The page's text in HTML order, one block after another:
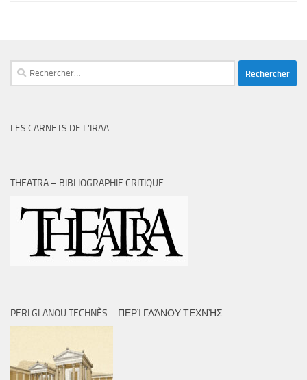
Rechercher :
LES CARNETS DE L’IRAA
THEATRA – BIBLIOGRAPHIE CRITIQUE
PERI GLANOU TECHNÈS – ΠΕΡῚ ΓΛΆΝΟΥ ΤΕΧΝῊΣ